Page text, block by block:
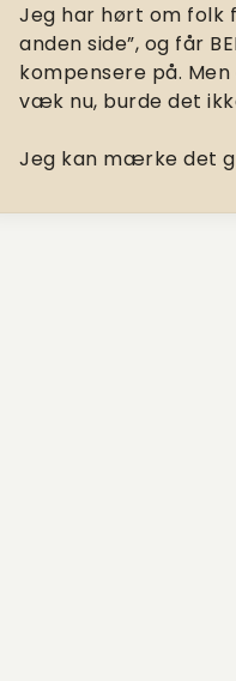
Jeg har hørt om folk
anden side”, og får
kompensere på.
væk nu, burde det
Jeg kan mærke det